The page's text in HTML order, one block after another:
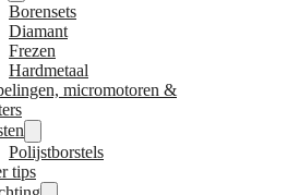
Borensets
Diamant
Frezen
Hardmetaal
micromotoren &
Polijstborstels
tips